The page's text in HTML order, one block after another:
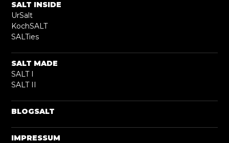
SALT INSIDE
UrSalt
KochSALT
SALTies
SALT MADE
SALT I
SALT II
BLOGSALT
IMPRESSUM